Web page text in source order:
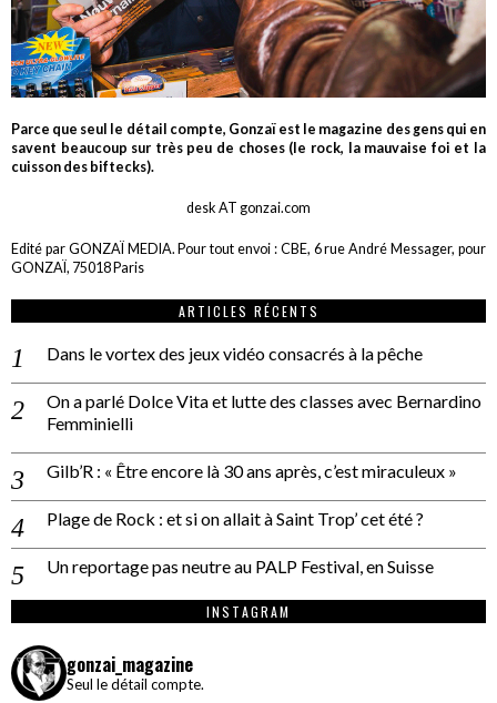
Parce que seul le détail compte, Gonzaï est le magazine des gens qui en
savent beaucoup sur très peu de choses (le rock, la mauvaise foi et la
cuisson des biftecks).
desk AT gonzai.com
Edité par GONZAÏ MEDIA. Pour tout envoi : CBE, 6 rue André Messager, pour
GONZAÏ, 75018 Paris
ARTICLES RÉCENTS
Dans le vortex des jeux vidéo consacrés à la pêche
On a parlé Dolce Vita et lutte des classes avec Bernardino
Femminielli
Gilb’R : « Être encore là 30 ans après, c’est miraculeux »
Plage de Rock : et si on allait à Saint Trop’ cet été ?
Un reportage pas neutre au PALP Festival, en Suisse
INSTAGRAM
gonzai_magazine
Seul le détail compte.